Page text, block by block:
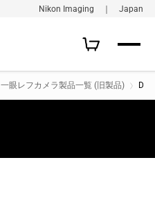
Nikon Imaging ｜ Japan
一眼レフカメラ製品一覧 (旧製品)